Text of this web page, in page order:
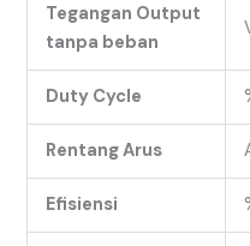
Tegangan Output
tanpa beban
Duty Cycle
Rentang Arus
Efisiensi